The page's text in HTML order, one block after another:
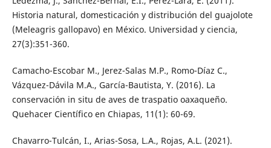
Historia natural, domesticación y distribución del guajolote
(Meleagris gallopavo) en México. Universidad y ciencia,
27(3):351-360.
Camacho-Escobar M., Jerez-Salas M.P., Romo-Díaz C.,
Vázquez-Dávila M.A., García-Bautista, Y. (2016). La
conservación in situ de aves de traspatio oaxaqueño.
Quehacer Científico en Chiapas, 11(1): 60-69.
Chavarro-Tulcán, I., Arias-Sosa, L.A., Rojas, A.L. (2021).